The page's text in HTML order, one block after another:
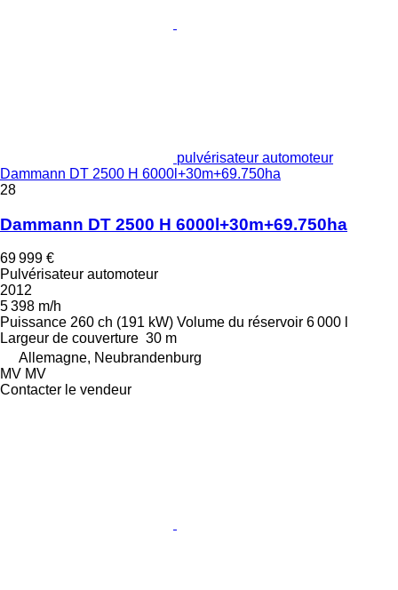
pulvérisateur automoteur
Dammann DT 2500 H 6000l+30m+69.750ha
28
Dammann DT 2500 H 6000l+30m+69.750ha
69 999 €
Pulvérisateur automoteur
2012
5 398 m/h
Puissance 260 ch (191 kW) Volume du réservoir 6 000 l
Largeur de couverture 30 m
Allemagne, Neubrandenburg
MV MV
Contacter le vendeur